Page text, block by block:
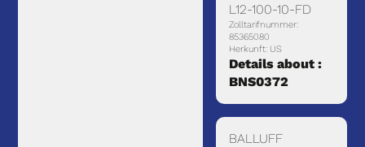
L12-100-10-FD
Zolltarifnummer:
85365080
Herkunft: US
Details about :
BNS0372
BALLUFF